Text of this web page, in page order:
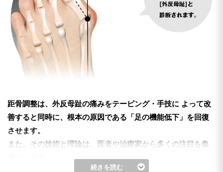
距骨調整は、外反母趾の痛みをテーピング・手技に よって改
善すると同時に、根本の原因である「足の機能低下」を回復
させます。
また、その技術と理論は、医者や治療家から多くの注目を集
続きを読む